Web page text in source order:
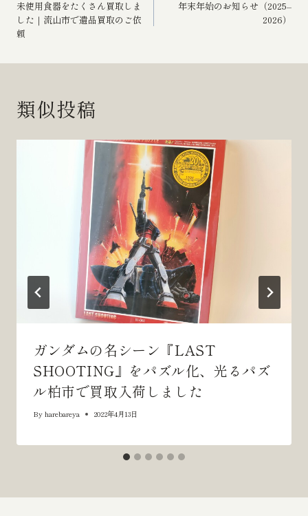
稿
ゲ
ー
未使用食器をたくさん買取しま
した｜流山市で遺品買取のご依
頼
年末年始のお知らせ（2025–
2026）
類似投稿
ガンダムの名シーン『LAST
SHOOTING』をパズル化、光るパズ
ル柏市で買取入荷しました
By harebareya 2022年4月13日